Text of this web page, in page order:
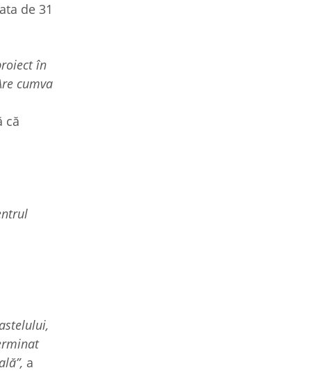
de 31
în
cumva
că
a